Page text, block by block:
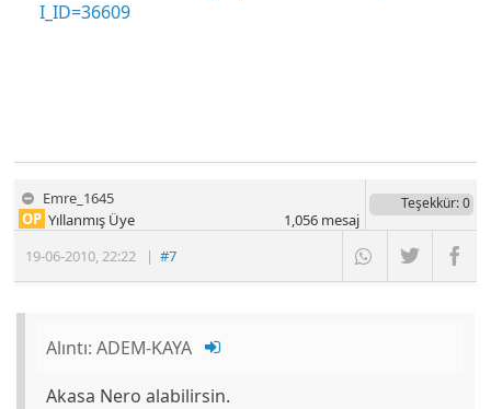
I_ID=36609
Emre_1645
19-06-2010,22:22 |#7
OP Yıllanmış Üye
Teşekkür: 0
1,056mesaj
Alıntı:ADEM-KAYA
Akasa Nero alabilirsin.